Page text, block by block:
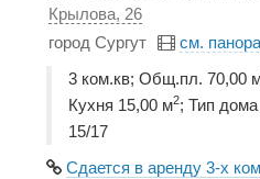
Крылова, 26
город Сургут
см.
3 ком.кв; Общ.пл. 70,00
Кухня 15,00 м2; Тип
15/17
Сдается в аренду 3-х